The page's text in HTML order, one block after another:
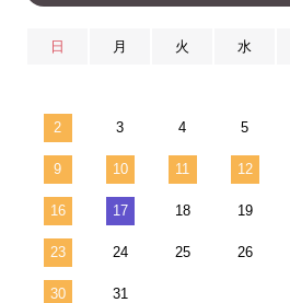
日 月 火 水
2 3 4 5
9 10 11 12
16 17 18 19
23 24 25 26
30 31